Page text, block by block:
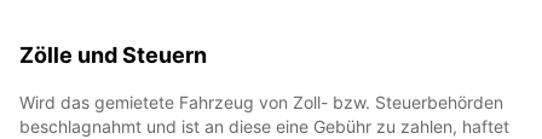
Zölle und Steuern
Wird das gemietete Fahrzeug von Zoll- bzw. Steuerbehörden
beschlagnahmt und ist an diese eine Gebühr zu zahlen, haftet